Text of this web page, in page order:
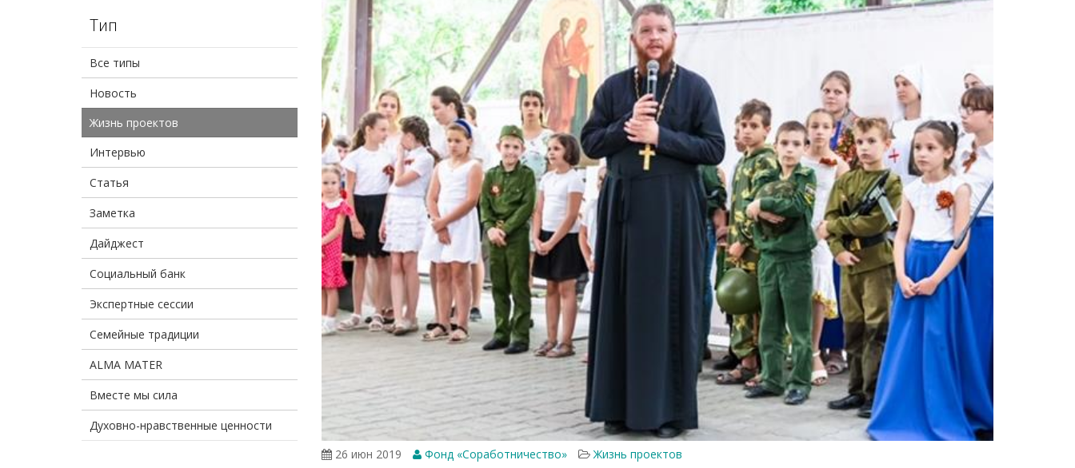
Тип
Все типы
Новость
Жизнь проектов
Интервью
Статья
Заметка
Дайджест
Социальный банк
Экспертные сессии
Семейные традиции
ALMA MATER
Вместе мы сила
Духовно-нравственные ценности
26 июн 2019 Фонд «Соработничество» Жизнь проектов